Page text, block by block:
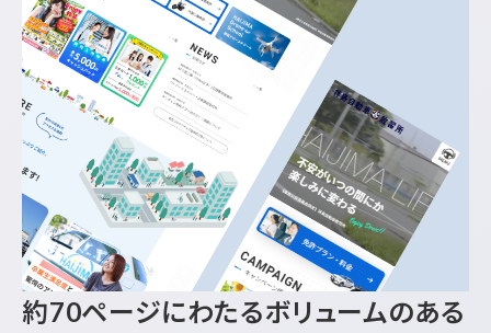
約70ページにわたるボリュームのある